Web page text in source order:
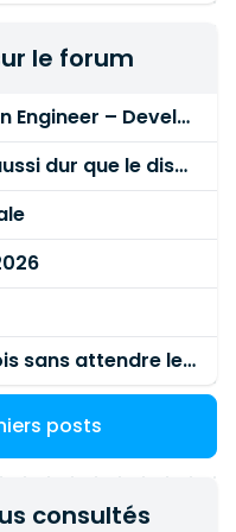
:
et utilitaires
de
enseignements
avec
et les
le forum
Smart Contract Integration Engineer – Developer Reputation Platform
Est-ce que le marché est aussi dur que le disent les commerciaux ?
ESN qui paient en fin de mois sans attendre le paiement client ?
posts
consultés